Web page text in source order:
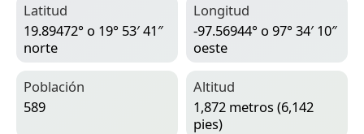
Latitud
19.89472° o 19° 53′ 41″
norte
Longitud
-97.56944° o 97° 34′ 10″
oeste
Población
589
Altitud
1,872 metros (6,142
pies)